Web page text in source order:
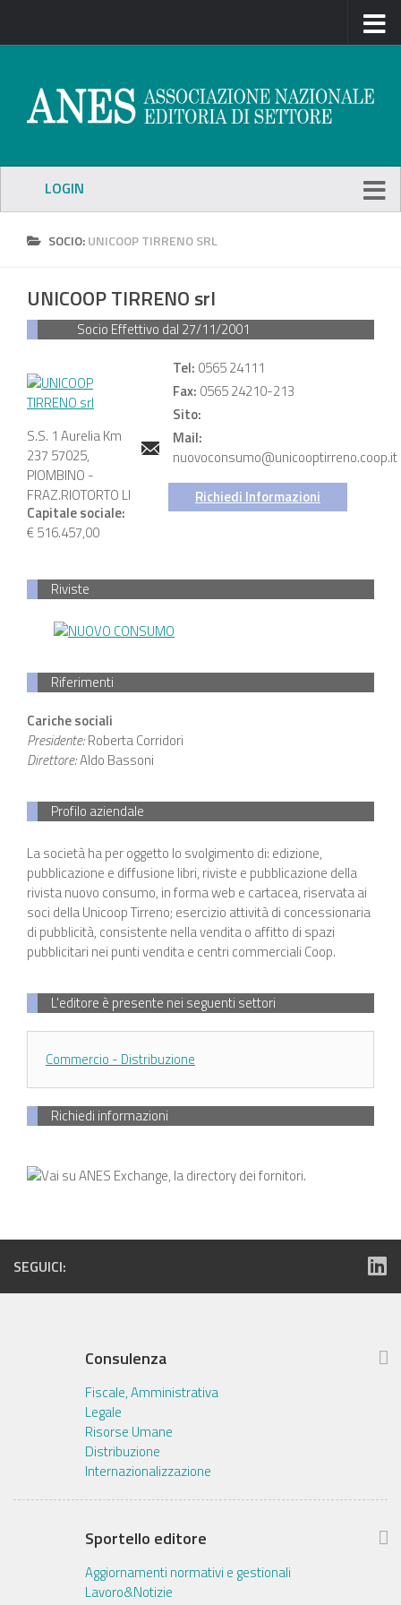
LOGIN
SOCIO:UNICOOP TIRRENO SRL
UNICOOP TIRRENO srl
Socio Effettivo dal 27/11/2001
S.S. 1 Aurelia Km
237 57025,
PIOMBINO -
FRAZ.RIOTORTO LI
Capitale sociale:
€ 516.457,00
Tel: 0565 24111
Fax: 0565 24210-213
Sito:
Mail:
nuovoconsumo@unicooptirreno.coop.it
Richiedi Informazioni
Riviste
Riferimenti
Cariche sociali
Presidente:Roberta Corridori
Direttore:Aldo Bassoni
Profilo aziendale
La società ha per oggetto lo svolgimento di: edizione,
pubblicazione e diffusione libri, riviste e pubblicazione della
rivista nuovo consumo, in forma web e cartacea, riservata ai
soci della Unicoop Tirreno; esercizio attività di concessionaria
di pubblicità, consistente nella vendita o affitto di spazi
pubblicitari nei punti vendita e centri commerciali Coop.
L'editore è presente nei seguenti settori
Commercio - Distribuzione
Richiedi informazioni
SEGUICI:
Consulenza
Fiscale, Amministrativa
Legale
Risorse Umane
Distribuzione
Internazionalizzazione
Sportello editore
Aggiornamenti normativi e gestionali
Lavoro&Notizie